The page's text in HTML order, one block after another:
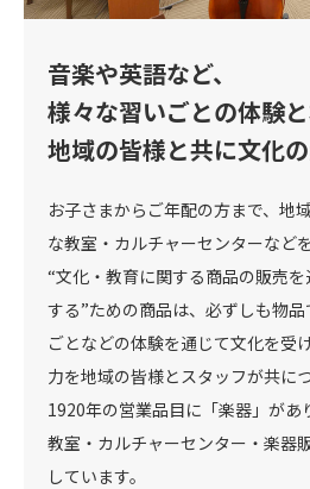
音楽や英語など、
様々な習いごとの体験
地域の皆様と共に文化
お子さまからご年配の方まで、地
な教室・カルチャーセンターなど
“文化・教育に関する商品の販売
する”ための商品は、必ずしも物
ごとなどの体験を通じて文化を受
力を地域の皆様とスタッフが共に
1920年の営業品目に「楽器」があ
教室・カルチャーセンター・楽器
しています。